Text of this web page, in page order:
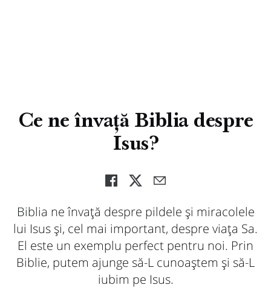
Ce ne învață Biblia despre
Isus?
Biblia ne învață despre pildele și miracolele
lui Isus și, cel mai important, despre viața Sa.
El este un exemplu perfect pentru noi. Prin
Biblie, putem ajunge să-L cunoaștem și să-L
iubim pe Isus.